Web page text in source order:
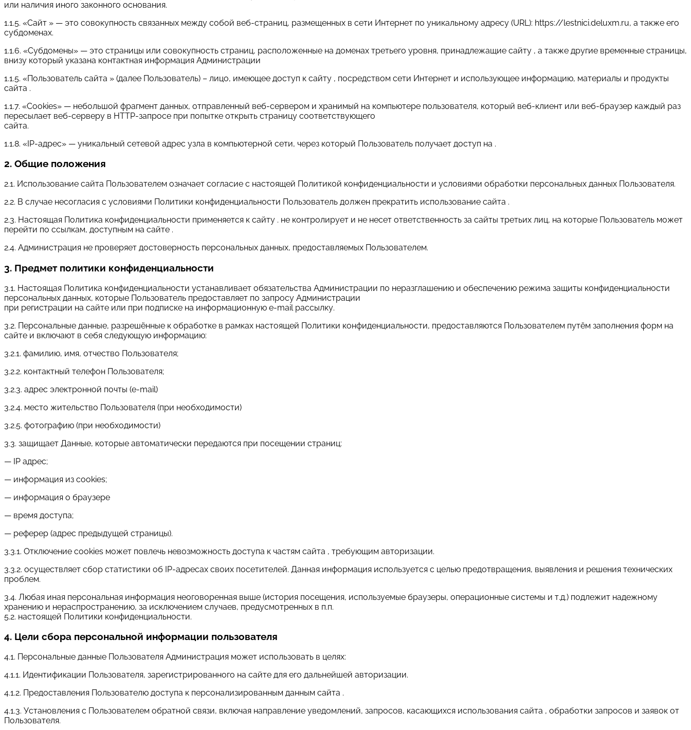
или наличия иного законного основания.
1.1.5. «Сайт » — это совокупность связанных между собой веб-страниц, размещенных в сети Интернет по уникальному адресу (URL): https://lestnici.deluxm.ru, а также его
субдоменах.
1.1.6. «Субдомены» — это страницы или совокупность страниц, расположенные на доменах третьего уровня, принадлежащие сайту , а также другие временные страницы,
внизу который указана контактная информация Администрации
1.1.5. «Пользователь сайта » (далее Пользователь) – лицо, имеющее доступ к сайту , посредством сети Интернет и использующее информацию, материалы и продукты
сайта .
1.1.7. «Cookies» — небольшой фрагмент данных, отправленный веб-сервером и хранимый на компьютере пользователя, который веб-клиент или веб-браузер каждый раз
пересылает веб-серверу в HTTP-запросе при попытке открыть страницу соответствующего
сайта.
1.1.8. «IP-адрес» — уникальный сетевой адрес узла в компьютерной сети, через который Пользователь получает доступ на .
2. Общие положения
2.1. Использование сайта Пользователем означает согласие с настоящей Политикой конфиденциальности и условиями обработки персональных данных Пользователя.
2.2. В случае несогласия с условиями Политики конфиденциальности Пользователь должен прекратить использование сайта .
2.3. Настоящая Политика конфиденциальности применяется к сайту . не контролирует и не несет ответственность за сайты третьих лиц, на которые Пользователь может
перейти по ссылкам, доступным на сайте .
2.4. Администрация не проверяет достоверность персональных данных, предоставляемых Пользователем.
3. Предмет политики конфиденциальности
3.1. Настоящая Политика конфиденциальности устанавливает обязательства Администрации по неразглашению и обеспечению режима защиты конфиденциальности
персональных данных, которые Пользователь предоставляет по запросу Администрации
при регистрации на сайте или при подписке на информационную e-mail рассылку.
3.2. Персональные данные, разрешённые к обработке в рамках настоящей Политики конфиденциальности, предоставляются Пользователем путём заполнения форм на
сайте и включают в себя следующую информацию:
3.2.1. фамилию, имя, отчество Пользователя;
3.2.2. контактный телефон Пользователя;
3.2.3. адрес электронной почты (e-mail)
3.2.4. место жительство Пользователя (при необходимости)
3.2.5. фотографию (при необходимости)
3.3. защищает Данные, которые автоматически передаются при посещении страниц:
— IP адрес;
— информация из cookies;
— информация о браузере
— время доступа;
— реферер (адрес предыдущей страницы).
3.3.1. Отключение cookies может повлечь невозможность доступа к частям сайта , требующим авторизации.
3.3.2. осуществляет сбор статистики об IP-адресах своих посетителей. Данная информация используется с целью предотвращения, выявления и решения технических
проблем.
3.4. Любая иная персональная информация неоговоренная выше (история посещения, используемые браузеры, операционные системы и т.д.) подлежит надежному
хранению и нераспространению, за исключением случаев, предусмотренных в п.п.
5.2. настоящей Политики конфиденциальности.
4. Цели сбора персональной информации пользователя
4.1. Персональные данные Пользователя Администрация может использовать в целях:
4.1.1. Идентификации Пользователя, зарегистрированного на сайте для его дальнейшей авторизации.
4.1.2. Предоставления Пользователю доступа к персонализированным данным сайта .
4.1.3. Установления с Пользователем обратной связи, включая направление уведомлений, запросов, касающихся использования сайта , обработки запросов и заявок от
Пользователя.